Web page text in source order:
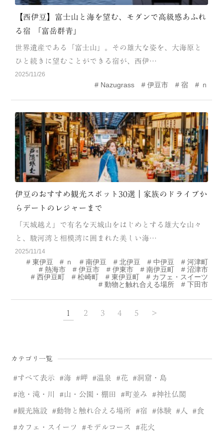
【西伊豆】富士山と海を望む、モダンで高級感あふれ
る宿 「富岳群青」
世界遺産である「富士山」。その雄大な姿を、大海原と
ひと続きに望むことができる宿が、西伊…
2025/11/26
Nazugrass 伊豆市 宿 ｎ
伊豆のおすすめ観光スポット30選｜家族のドライブか
らデートのレジャーまで
「天城越え」で有名な天城山をはじめとする雄大な山々
と、駿河湾と相模湾に囲まれた美しい海…
2025/11/14
東伊豆 ｎ 南伊豆 北伊豆 中伊豆
河津町
熱海市
伊豆市 伊東市 南伊豆町
沼津市
西伊豆町
松崎町 東伊豆町
カフェ・スイーツ
動物と触れ合える場所
下田市
1 2 3 4 5 >
カテゴリ一覧
すべて表示 海 岬 温泉 花 洞窟・島
池・滝・川 山・公園・棚田 町並み 神社仏閣
観光施設 動物と触れ合える場所 宿 体験 人 食
カフェ・スイーツ モデルコース 花火